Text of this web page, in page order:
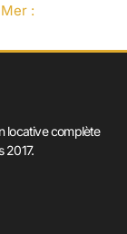
:
locative complète
2017.